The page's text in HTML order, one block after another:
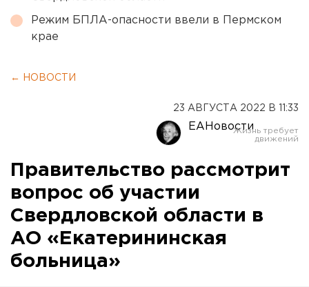
Режим БПЛА-опасности ввели в Пермском
крае
← НОВОСТИ
23 АВГУСТА 2022 В 11:33
ЕАНовости
Правительство рассмотрит
вопрос об участии
Свердловской области в
АО «Екатерининская
больница»